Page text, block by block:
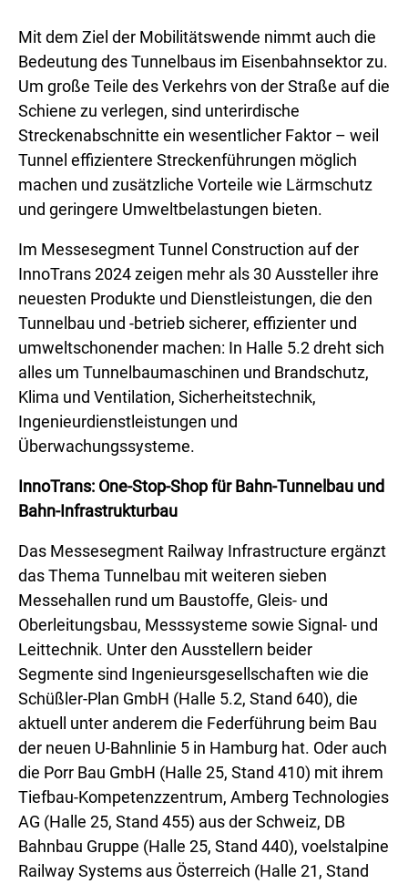
Mit dem Ziel der Mobilitätswende nimmt auch die
Bedeutung des Tunnelbaus im Eisenbahnsektor zu.
Um große Teile des Verkehrs von der Straße auf die
Schiene zu verlegen, sind unterirdische
Streckenabschnitte ein wesentlicher Faktor – weil
Tunnel effizientere Streckenführungen möglich
machen und zusätzliche Vorteile wie Lärmschutz
und geringere Umweltbelastungen bieten.
Im Messesegment Tunnel Construction auf der
InnoTrans 2024 zeigen mehr als 30 Aussteller ihre
neuesten Produkte und Dienstleistungen, die den
Tunnelbau und -betrieb sicherer, effizienter und
umweltschonender machen: In Halle 5.2 dreht sich
alles um Tunnelbaumaschinen und Brandschutz,
Klima und Ventilation, Sicherheitstechnik,
Ingenieurdienstleistungen und
Überwachungssysteme.
InnoTrans: One-Stop-Shop für Bahn-Tunnelbau und
Bahn-Infrastrukturbau
Das Messesegment Railway Infrastructure ergänzt
das Thema Tunnelbau mit weiteren sieben
Messehallen rund um Baustoffe, Gleis- und
Oberleitungsbau, Messsysteme sowie Signal- und
Leittechnik. Unter den Ausstellern beider
Segmente sind Ingenieursgesellschaften wie die
Schüßler-Plan GmbH (Halle 5.2, Stand 640), die
aktuell unter anderem die Federführung beim Bau
der neuen U-Bahnlinie 5 in Hamburg hat. Oder auch
die Porr Bau GmbH (Halle 25, Stand 410) mit ihrem
Tiefbau-Kompetenzzentrum, Amberg Technologies
AG (Halle 25, Stand 455) aus der Schweiz, DB
Bahnbau Gruppe (Halle 25, Stand 440), voelstalpine
Railway Systems aus Österreich (Halle 21, Stand